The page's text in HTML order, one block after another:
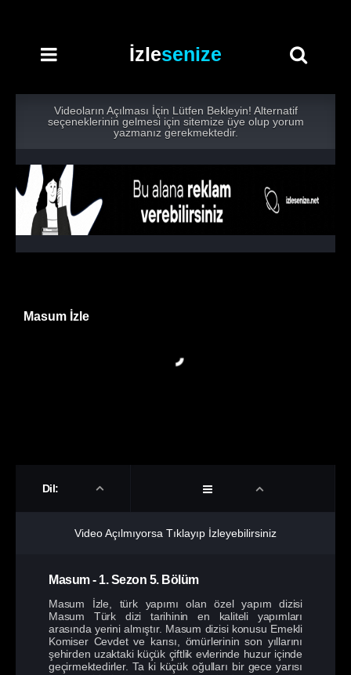
İzlesenize
Videoların Açılması İçin Lütfen Bekleyin! Alternatif
seçeneklerinin gelmesi için sitemize üye olup yorum
yazmanız gerekmektedir.
Masum İzle
Dil:
Video Açılmıyorsa Tıklayıp İzleyebilirsiniz
Masum- 1. Sezon 5. Bölüm
Masum İzle, türk yapımı olan özel yapım dizisi
Masum Türk dizi tarihinin en kaliteli yapımları
arasında yerini almıştır. Masum dizisi konusu Emekli
Komiser Cevdet ve karısı, ömürlerinin son yıllarını
şehirden uzaktaki küçük çiftlik evlerinde huzur içinde
geçirmektedirler. Ta ki küçük oğulları bir gece yarısı